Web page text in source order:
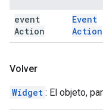
event
Action
Event
Action
Volver
Widget : El objeto,